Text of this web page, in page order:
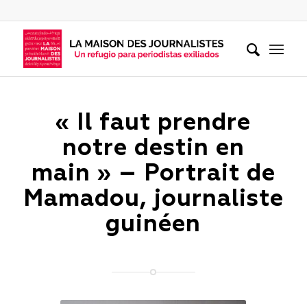
« Il faut prendre
notre destin en
main » – Portrait de
Mamadou, journaliste
guinéen